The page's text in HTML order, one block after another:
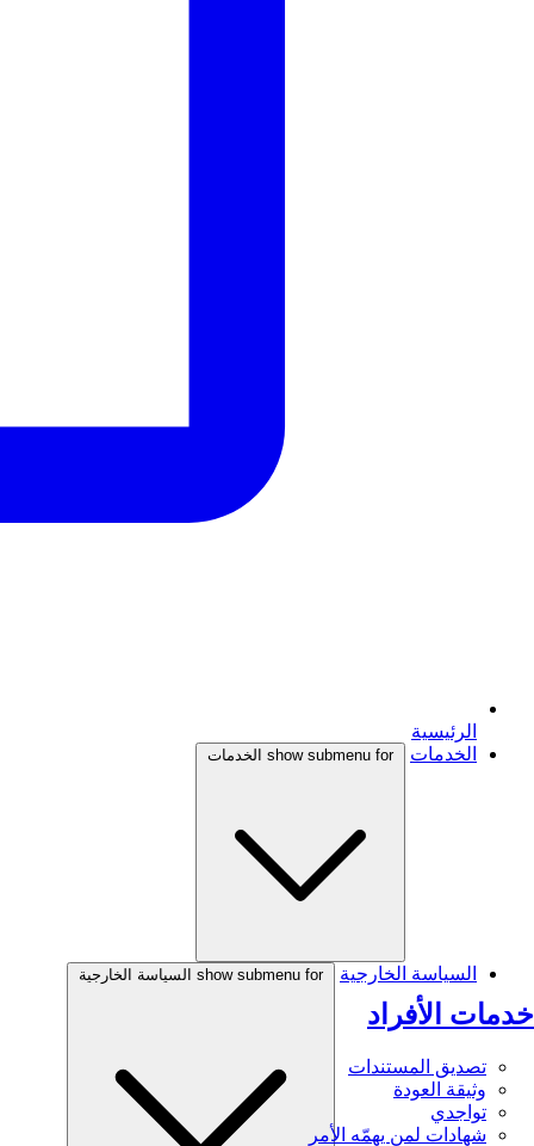
الرئيسية
الخدمات
show submenu for الخدمات
خدمات الأفراد
تصديق المستندات
وثيقة العودة
تواجدي
شهادات لمن يهمّه الأمر
السياسة الخارجية show submenu for السياسة الخارجية